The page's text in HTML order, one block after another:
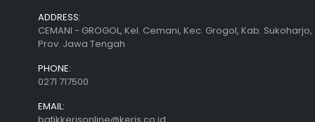
ADDRESS:
CEMANI - GROGOL, Kel. Cemani, Kec. Grogol, Kab. Sukoharjo,
Prov. Jawa Tengah
PHONE:
0271 717500
EMAIL:
batikkerisonline@keris.co.id